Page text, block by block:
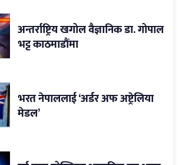
अन्तर्राष्ट्रिय खगोल वैज्ञानिक डा. गोपाल
भट्ट काठमाडौंमा
भरत नेपाललाई ‘अर्डर अफ अष्ट्रेलिया
मेडल’